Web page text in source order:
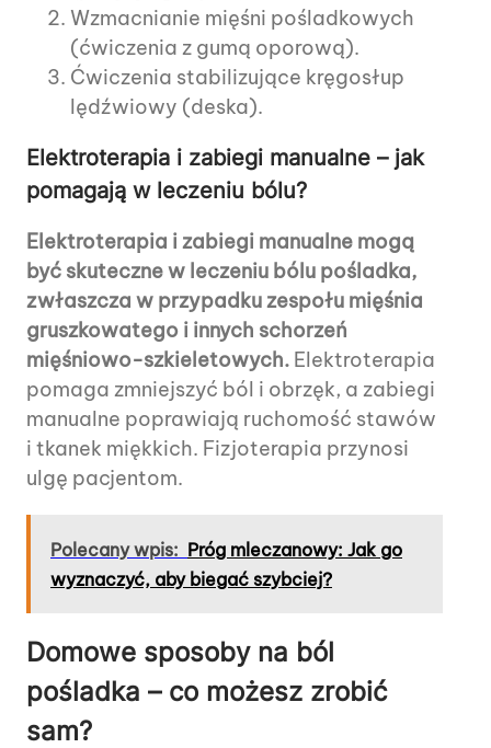
Wzmacnianie mięśni pośladkowych
(ćwiczenia z gumą oporową).
Ćwiczenia stabilizujące kręgosłup
lędźwiowy (deska).
Elektroterapia i zabiegi manualne – jak
pomagają w leczeniu bólu?
Elektroterapia i zabiegi manualne mogą
być skuteczne w leczeniu bólu pośladka,
zwłaszcza w przypadku zespołu mięśnia
gruszkowatego i innych schorzeń
mięśniowo-szkieletowych. Elektroterapia
pomaga zmniejszyć ból i obrzęk, a zabiegi
manualne poprawiają ruchomość stawów
i tkanek miękkich. Fizjoterapia przynosi
ulgę pacjentom.
Polecany wpis: Próg mleczanowy: Jak go
wyznaczyć, aby biegać szybciej?
Domowe sposoby na ból
pośladka – co możesz zrobić
sam?